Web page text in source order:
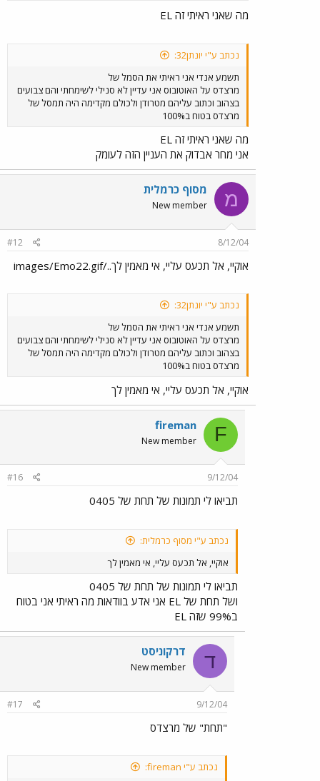
מה שאני ראיתי זה EL
נכתב ע"י יונתן32:
תשמע אנדי אני ראיתי את הסמל של
מרצדס על האוטובוס אני עדיין לא סנילי לשימחתי והם צבועים
בצהוב וכתוב עליהם מטרודן ולכולם מקדימה היה תמסל של
מרצדס בטוח ב100%
מה שאני ראיתי זה EL
אני מחר אבדוק את העניין הזה לעומק
מ מסוף כרמלית
New member
8/12/04
#12
אוקיי, אל תכעס עליי, אי מאמין לך../images/Emo22.gif
נכתב ע"י יונתן32:
תשמע אנדי אני ראיתי את הסמל של
מרצדס על האוטובוס אני עדיין לא סנילי לשימחתי והם צבועים
בצהוב וכתוב עליהם מטרודן ולכולם מקדימה היה תמסל של
מרצדס בטוח ב100%
אוקיי, אל תכעס עליי, אי מאמין לך
F
fireman
New member
9/12/04
#16
תביאו לי תמונות של תחת של 0405
נכתב ע"י מסוף כרמלית:
אוקיי, אל תכעס עליי, אי מאמין לך
תביאו לי תמונות של תחת של 0405
ושל תחת של EL אני אדע בוודאות מה ראיתי אני בטוח
ב99% שזה EL
ד דרקוניסט
New member
9/12/04
#17
"תחת" של מרצדס
נכתב ע"י fireman: